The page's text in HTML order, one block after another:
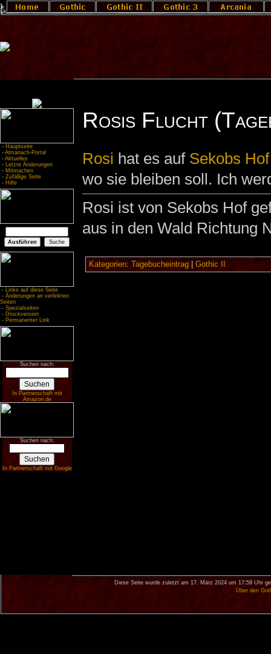
- Hauptseite
- Almanach-Portal
- Aktuelles
- Letzte Änderungen
- Mitmachen
- Zufällige Seite
- Hilfe
- Links auf diese Seite
- Änderungen an verlinkten
Seiten
- Spezialseiten
- Druckversion
- Permanenter Link
Suchen nach:
In Partnerschaft mit
Amazon.de
Suchen nach:
In Partnerschaft mit Google
Rosis Flucht
Rosi hat es auf Sekobs Hof
wo sie bleiben soll. Ich
Rosi ist von Sekobs Hof
aus in den Wald Richtung
Kategorien: Tagebucheintrag| Gothic II
Diese Seite wurde zuletzt am 17. März 2024 um 17:59 Uhr
Über den